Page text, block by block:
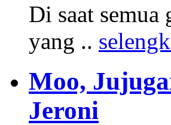
Di saat semua
yang ..
Moo,
Jeroni